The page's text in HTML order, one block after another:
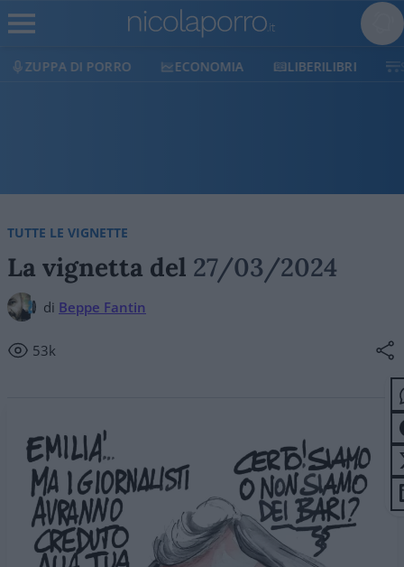
PORRO ECONOMIA LIBERILIBRI SHOP
TUTTE LE VIGNETTE
La vignetta del 27/03/2024
di Beppe Fantin
53k